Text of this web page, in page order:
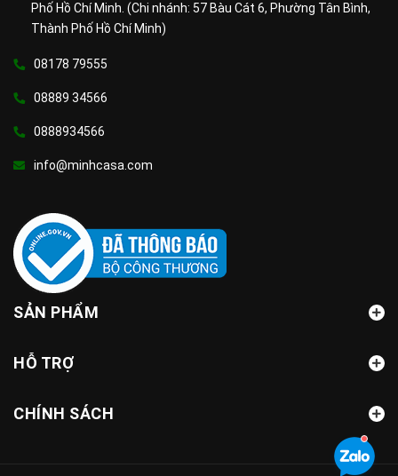
Phố Hồ Chí Minh. (Chi nhánh: 57 Bàu Cát 6, Phường Tân Bình,
Thành Phố Hồ Chí Minh)
08178 79555
08889 34566
0888934566
info@minhcasa.com
SẢN PHẨM
HỖ TRỢ
CHÍNH SÁCH